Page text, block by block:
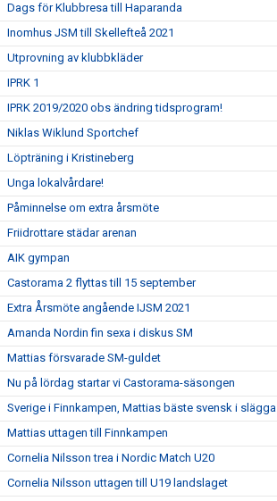
Dags för Klubbresa till Haparanda
Inomhus JSM till Skellefteå 2021
Utprovning av klubbkläder
IPRK 1
IPRK 2019/2020 obs ändring tidsprogram!
Niklas Wiklund Sportchef
Löpträning i Kristineberg
Unga lokalvårdare!
Påminnelse om extra årsmöte
Friidrottare städar arenan
AIK gympan
Castorama 2 flyttas till 15 september
Extra Årsmöte angående IJSM 2021
Amanda Nordin fin sexa i diskus SM
Mattias försvarade SM-guldet
Nu på lördag startar vi Castorama-säsongen
Sverige i Finnkampen, Mattias bäste svensk i slägga
Mattias uttagen till Finnkampen
Cornelia Nilsson trea i Nordic Match U20
Cornelia Nilsson uttagen till U19 landslaget